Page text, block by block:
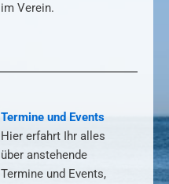
im Verein.
Termine und Events
Hier erfahrt Ihr alles
über anstehende
Termine und Events,